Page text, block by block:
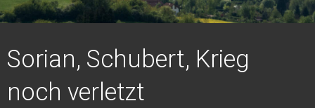
Sorian, Schubert, Krieg
noch verletzt